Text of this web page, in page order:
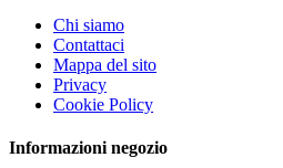
Chi siamo
Contattaci
Mappa del sito
Privacy
Cookie Policy
Informazioni negozio